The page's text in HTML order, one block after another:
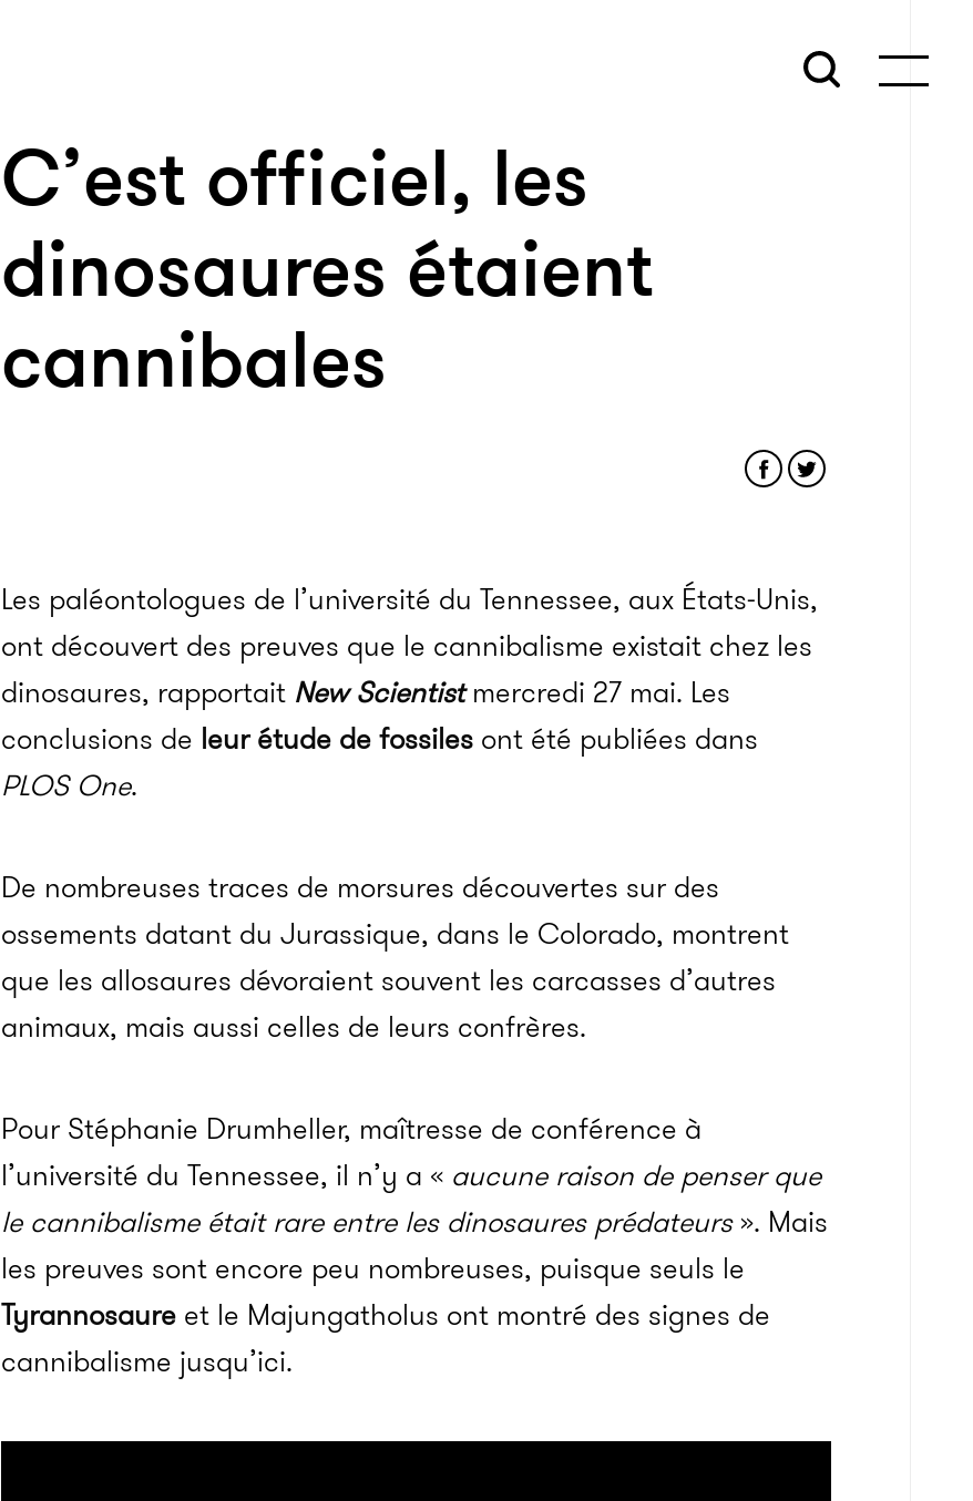
C’est officiel, les
dinosaures étaient
cannibales
Les paléontologues de l’université du Tennessee, aux États-Unis,
ont découvert des preuves que le cannibalisme existait chez les
dinosaures, rapportait New Scientistmercredi 27 mai. Les
conclusions de leur étude de fossiles ont été publiées dans
PLOS One.
De nombreuses traces de morsures découvertes sur des
ossements datant du Jurassique, dans le Colorado, montrent
que les allosaures dévoraient souvent les carcasses d’autres
animaux, mais aussi celles de leurs confrères.
Pour Stéphanie Drumheller, maîtresse de conférence à
l’université du Tennessee, il n’y a « aucune raison de penser que
le cannibalisme était rare entre les dinosaures prédateurs». Mais
les preuves sont encore peu nombreuses, puisque seuls le
Tyrannosaure et le Majungatholus ont montré des signes de
cannibalisme jusqu’ici.